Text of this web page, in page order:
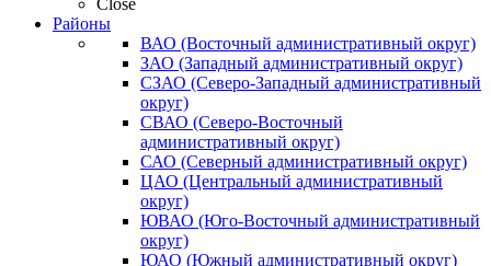
Close
Районы
ВАО (Восточный административный округ)
ЗАО (Западный административный округ)
СЗАО (Северо-Западный административный
округ)
СВАО (Северо-Восточный
административный округ)
САО (Северный административный округ)
ЦАО (Центральный административный
округ)
ЮВАО (Юго-Восточный административный
округ)
ЮАО (Южный административный округ)